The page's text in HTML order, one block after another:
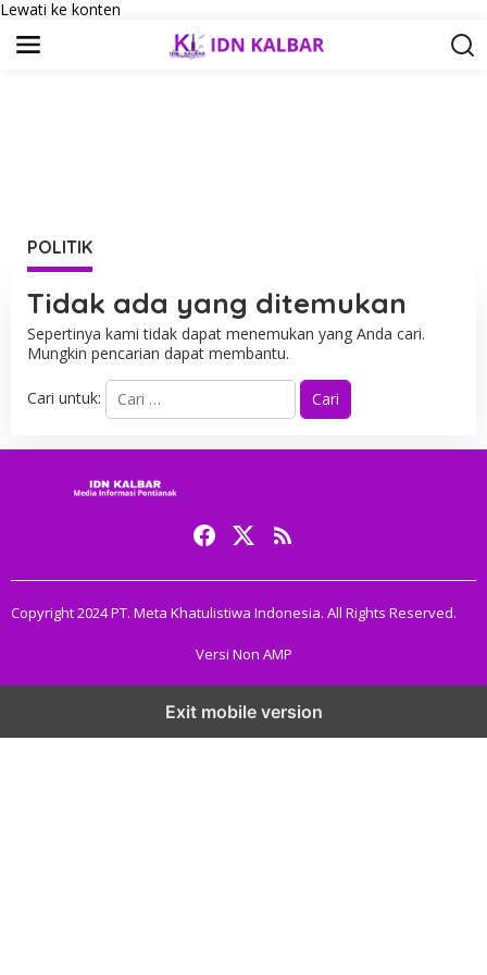
Lewati ke konten
POLITIK
Tidak ada yang ditemukan
Sepertinya kami tidak dapat menemukan yang Anda cari.
Mungkin pencarian dapat membantu.
Cari untuk:
Copyright 2024 PT. Meta Khatulistiwa Indonesia. All Rights Reserved.
Versi Non AMP
Exit mobile version